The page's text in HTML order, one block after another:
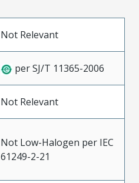
Not Relevant
per SJ/T 11365-2006
Not Relevant
Not Low-Halogen per IEC
61249-2-21